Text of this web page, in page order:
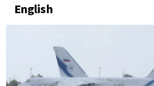
English